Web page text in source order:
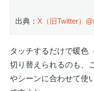
出典： X（旧Twitter）
タッチするだけで暖色
切り替えられるのも、
やシーンに合わせて使